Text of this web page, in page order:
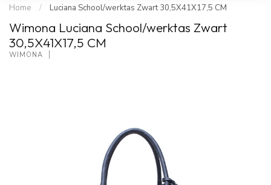
Home / Luciana School/werktas Zwart 30,5X41X17,5 CM
Wimona Luciana School/werktas Zwart
30,5X41X17,5 CM
WIMONA